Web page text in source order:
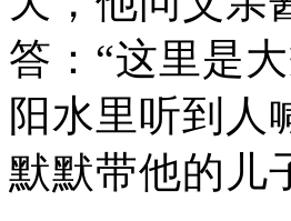
答：“这里是
阳水里听到人
默默带他的儿